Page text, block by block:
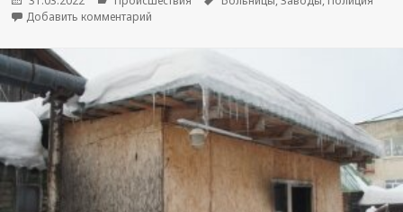
Добавить комментарий